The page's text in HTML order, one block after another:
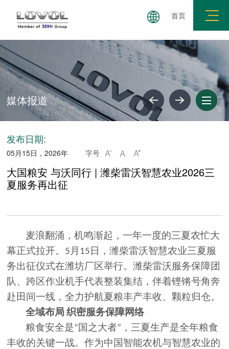
首页
媒体报道 共建要求 廉政举报 廉洁失信公示
媒体报道
发布日期:
05月15日，2026年 字号   
大国粮安 与沃同行 | 潍柴雷沃智慧农业2026三
夏服务再出征
麦浪翻涌，机鸣渐起，一年一度的三夏农忙大
幕正式拉开。 5 月 15 日，潍柴雷沃智慧农业三夏服
务出征仪式在潍坊厂区举行。潍柴雷沃服务保障团
队、跨区作业机手代表整装集结，伴着铿锵号角奔
赴田间一线，全力护航夏粮丰产丰收、颗粒归仓。
全域布局 织密服务保障网络
粮食安全是“ 国之大者” ，三夏生产是全年粮食
丰收的关键一战。作为中国智能农机与智慧农业的